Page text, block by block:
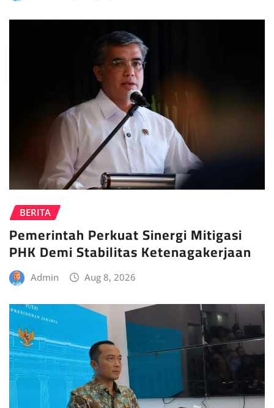
BERITA
Pemerintah Perkuat Sinergi Mitigasi
PHK Demi Stabilitas Ketenagakerjaan
Admin Aug 8, 2026